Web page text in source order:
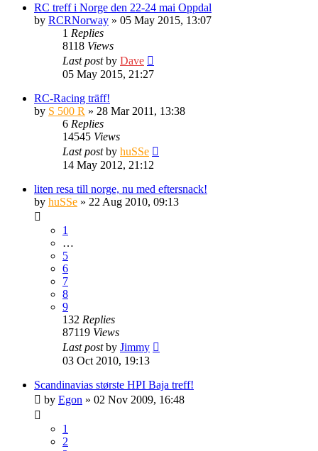
RC treff i Norge den 22-24 mai Oppdal
by RCRNorway » 05 May 2015, 13:07
1 Replies
8118 Views
Last postby Dave
05 May 2015, 21:27
RC-Racing träff!
by S 500 R » 28 Mar 2011, 13:38
6 Replies
14545 Views
Last postby huSSe
14 May 2012, 21:12
liten resa till norge, nu med eftersnack!
by huSSe » 22 Aug 2010, 09:13
1
…
5
6
7
8
9
132 Replies
87119 Views
Last postby Jimmy
03 Oct 2010, 19:13
Scandinavias største HPI Baja treff!
by Egon » 02 Nov 2009, 16:48
1
2